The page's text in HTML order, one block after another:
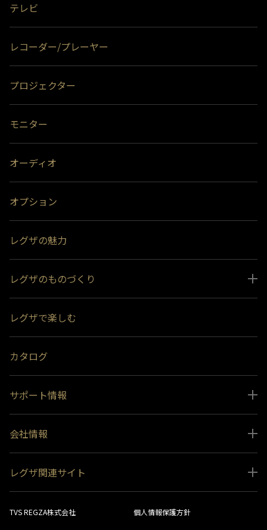
テレビ
レコーダー/プレーヤー
プロジェクター
モニター
オーディオ
オプション
レグザの魅力
レグザのものづくり
受賞履歴
おすすめ番組
レグザで楽しむ
カタログ
サポート情報
インフォメーション 一覧
よくあるご質問 (FAQ）
お問い合わせ
生産終了商品一覧
会社情報
会社概要
レグザ関連サイト
レグザ メンバーズ
TVS REGZA株式会社 個人情報保護方針